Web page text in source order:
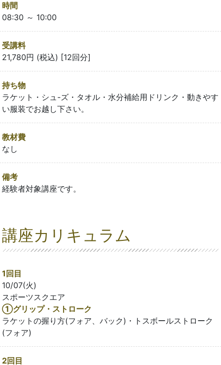
時間
08:30 ～ 10:00
受講料
21,780円 (税込) [12回分]
持ち物
ラケット・シュ-ズ・タオル・水分補給用ドリンク・動きやす
い服装でお越し下さい。
教材費
なし
備考
経験者対象講座です。
講座カリキュラム
1回目
10/07(火)
スポーツスクエア
①グリップ・ストローク
ラケットの握り方(フォア、バック)・トスボールストローク
(フォア)
2回目